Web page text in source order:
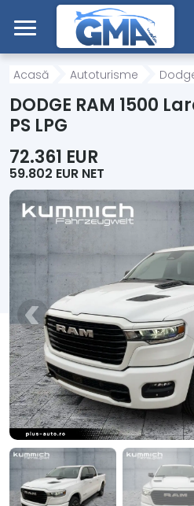
Mergi direct la conținutul
Acasă
Autoturisme
Motociclete
Autoutilitare
Alte tipuri vehicule
Despre Noi
Contact
Acasă Autoturisme
DODGE RAM 1500
PS LPG
72.361 EUR
59.802 EUR NET